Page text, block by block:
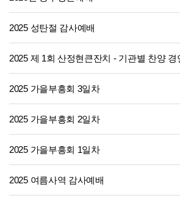
2025 성탄절 감사예배
2025 제 1회 산정현큰잔치 - 기관별 찬양 경
2025 가을부흥회 3일차
2025 가을부흥회 2일차
2025 가을부흥회 1일차
2025 여름사역 감사예배